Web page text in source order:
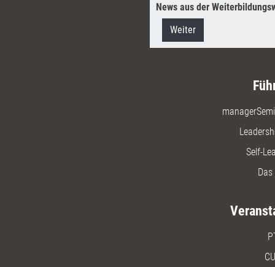
News aus der
Weiter
Self-